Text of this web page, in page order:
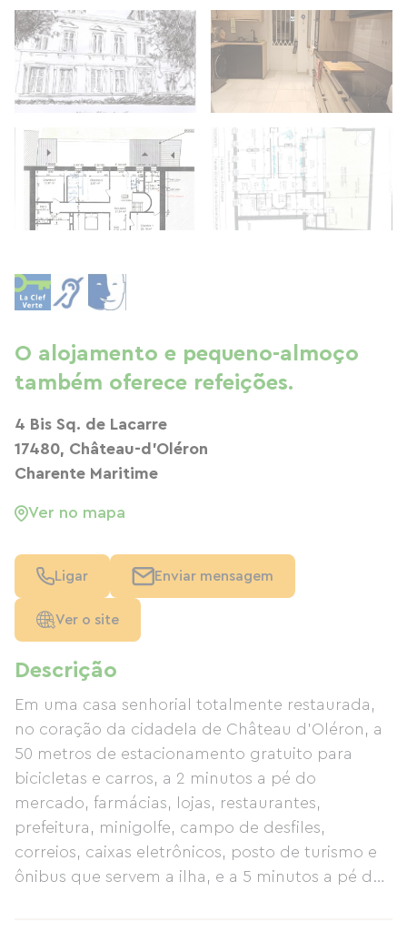
Descrição
Em uma casa senhorial totalmente restaurada,
no coração da cidadela de Château d'Oléron, a
50 metros de estacionamento gratuito para
bicicletas e carros, a 2 minutos a pé do
mercado, farmácias, lojas, restaurantes,
prefeitura, minigolfe, campo de desfiles,
correios, caixas eletrônicos, posto de turismo e
ônibus que servem a ilha, e a 5 minutos a pé da
O alojamento e pequeno-almoço
também oferece refeições.
4 Bis Sq. de Lacarre
17480, Château-d'Oléron
Charente Maritime
Ver no mapa
Ligar Enviar mensagem
Ver o site